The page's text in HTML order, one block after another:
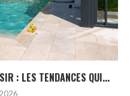
: LES TENDANCES QUI...